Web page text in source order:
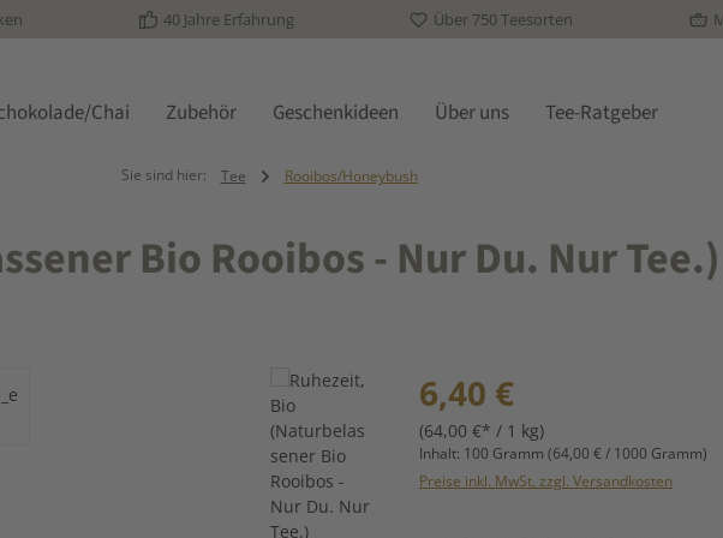
40 Jahre Erfahrung Über 750 Teesorten
Chai Zubehör Geschenkideen Über uns Tee-Ratgeber
Sie sind hier: Tee Rooibos/Honeybush
Bio Rooibos - Nur Du. Nur Tee.)
Regulärer Preis:
6,40 €
(64,00 €* / 1 kg)
Inhalt: 100 Gramm (64,00 € / 1000 Gramm)
Preise inkl. MwSt. zzgl. Versandkosten